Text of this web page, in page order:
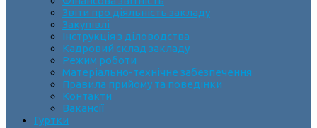
Звіти про діяльність закладу
Закупівлі
Інструкція з діловодства
Кадровий склад закладу
Режим роботи
Матеріально-технічне забезпечення
Правила прийому та поведінки
Контакти
Вакансії
Гуртки